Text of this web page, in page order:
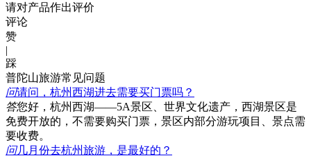
请对产品作出评价
评论
赞
|
踩
普陀山旅游常见问题
问请问，杭州西湖进去需要买门票吗？
答您好，杭州西湖——5A景区、世界文化遗产，西湖景区是
免费开放的，不需要购买门票，景区内部分游玩项目、景点需
要收费。
问几月份去杭州旅游，是最好的？